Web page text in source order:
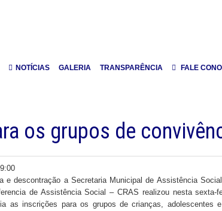
NOTÍCIAS GALERIA TRANSPARÊNCIA FALE
os grupos de
e descontração a Secretaria Municipal de Assistência
de Assistência Social – CRAS realizou nesta sexta-
as inscrições para os grupos de crianças, adolescentes